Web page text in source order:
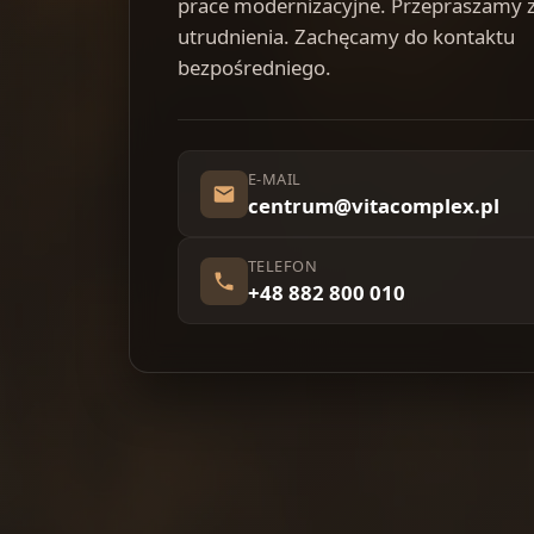
utrudnienia. Zachęcamy do kontaktu
bezpośredniego.
E-MAIL
centrum@vitacomplex.pl
TELEFON
+48 882 800 010